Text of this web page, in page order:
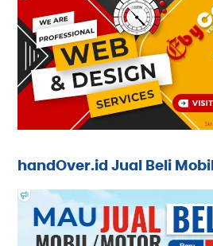
handOver.id Jual Beli